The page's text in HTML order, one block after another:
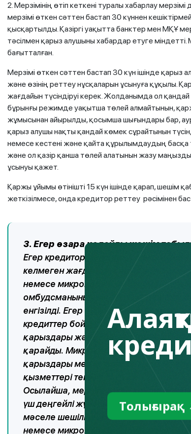
2. Мерзімінің өтіп кеткені туралы хабарлау
мерзімі өткен сәттен бастап 30 күннен
қысқартылды. Қазіргі уақытта банктер мен МҚҰ
тәсілмен қарыз алушыны хабардар етуге
бағытталған.
Мерзімі өткен сәттен бастап 30 күн ішінде қарыз
және өзінің реттеу нұсқаларын ұсынуға құқылы.
жағдайын түсіндіруі керек. Жолданымда ол
бұрынғы режимде уақытша төлей алмайтынын,
жұмысынан айырылды, қосымша шығындары бар,
қарыз алушы нақты қандай көмек сұрайтынын
немесе кестені және қайта құрылымдаудың басқа
және ол қазір қанша төлей алатынын жазу
ұсынуы қажет.
Қаржы ұйымы өтінішті 15 күн ішінде қарап, шешім
жеткізілмесе, онда кредитор реттеу рәсімінен
3. Егер өзара қолайлы шешім
Егер кредитор мен қарыз алушы қайта
келмеген жағдайда, қарыз алушы
немесе микроқаржы
омбудсманының өкілеттігі
енгізілді. Егер бұрын банк
кредиттер бойынша туындаған
қарыздары және коллекторлық
қарайды. Микроқаржы
қарыздары мен коллекторлық
қызметтері тегін.
Осылайша, мерзімі өткен
үш деңгейлі жүйесі қалыптасты. Ең
мәселе шешілмесе және тараптар
немесе микроқаржы омбудсманына
Толығырақ